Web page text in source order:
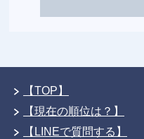
【TOP】
【現在の順位は？】
【LINEで質問する】